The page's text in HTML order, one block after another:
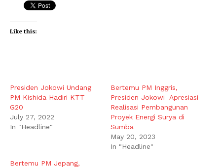
Like this:
Presiden Jokowi Undang
PM Kishida Hadiri KTT
G20
July 27, 2022
In "Headline"
Bertemu PM Inggris,
Presiden Jokowi Apresiasi
Realisasi Pembangunan
Proyek Energi Surya di
Sumba
May 20, 2023
In "Headline"
Bertemu PM Jepang,